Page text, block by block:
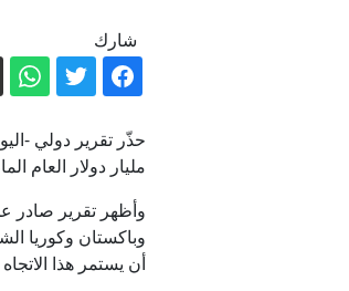
شارك
مليار دولار العام
وأظهر تقرير صادر
أن يستمر هذا